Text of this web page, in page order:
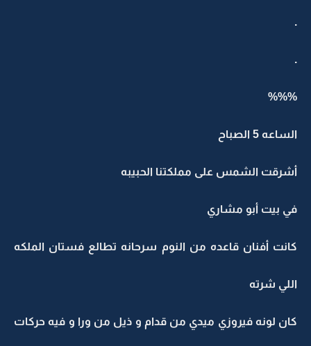
.
.
%%%
الساعه 5 الصباح
أشرقت الشمس على مملكتنا الحبيبه
في بيت أبو مشاري
كانت أفنان قاعده من النوم سرحانه تطالع فستان الملكه
اللي شرته
كان لونه فيروزي ميدي من قدام و ذيل من ورا و فيه حركات